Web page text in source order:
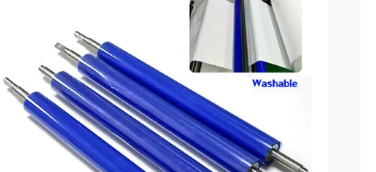
*Four kinds of stickness to choose : high
stickness ,medium stickness ,low stickness ,